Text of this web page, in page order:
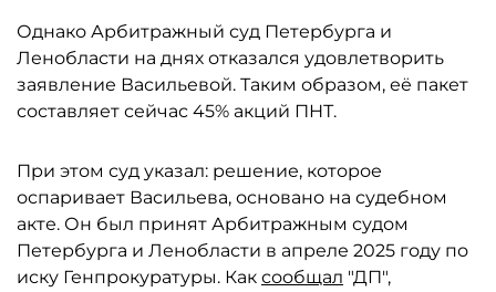
Однако Арбитражный суд Петербурга и
Ленобласти на днях отказался удовлетворить
заявление Васильевой. Таким образом, её пакет
составляет сейчас 45% акций ПНТ.
При этом суд указал: решение, которое
оспаривает Васильева, основано на судебном
акте. Он был принят Арбитражным судом
Петербурга и Ленобласти в апреле 2025 году по
иску Генпрокуратуры. Как сообщал "ДП",